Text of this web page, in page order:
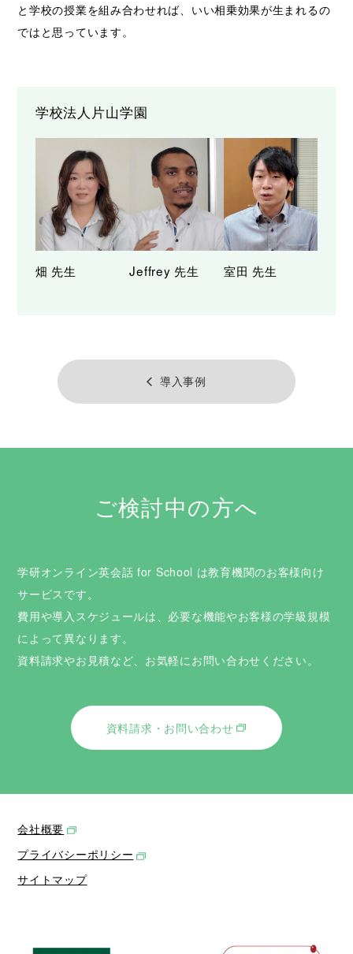
と学校の授業を組み合わせれば、いい相乗効果が生まれるの
ではと思っています。
学校法人片山学園
畑 先生 Jeffrey 先生 室田 先生
arrow_back_ios 導入事例
ご検討中の方へ
学研オンライン英会話 for School は教育機関のお客様向け
サービスです。
費用や導入スケジュールは、必要な機能やお客様の学級規模
によって異なります。
資料請求やお見積など、お気軽にお問い合わせください。
資料請求・お問い合わせ
会社概要
プライバシーポリシー
サイトマップ